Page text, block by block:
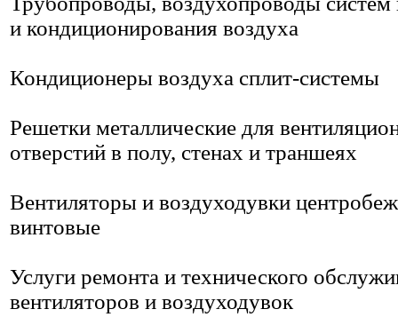
и кондиционирования воздуха
Кондиционеры воздуха сплит-системы
Решетки металлические для
отверстий в полу, стенах и траншеях
Вентиляторы и воздуходувки
винтовые
Услуги ремонта и технического
вентиляторов и воздуходувок